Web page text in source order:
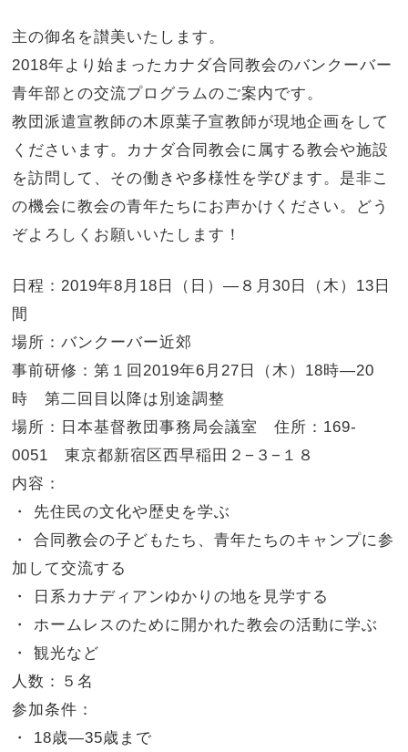
主の御名を讃美いたします。
2018年より始まったカナダ合同教会のバンクーバー
青年部との交流プログラムのご案内です。
教団派遣宣教師の木原葉子宣教師が現地企画をして
くださいます。カナダ合同教会に属する教会や施設
を訪問して、その働きや多様性を学びます。是非こ
の機会に教会の青年たちにお声かけください。どう
ぞよろしくお願いいたします！
日程：2019年8月18日（日）—８月30日（木）13日
間
場所：バンクーバー近郊
事前研修：第１回2019年6月27日（木）18時—20
時 第二回目以降は別途調整
場所：日本基督教団事務局会議室 住所：169-
0051 東京都新宿区西早稲田２−３−１８
内容：
・ 先住民の文化や歴史を学ぶ
・ 合同教会の子どもたち、青年たちのキャンプに参
加して交流する
・ 日系カナディアンゆかりの地を見学する
・ ホームレスのために開かれた教会の活動に学ぶ
・ 観光など
人数：５名
参加条件：
・ 18歳—35歳まで